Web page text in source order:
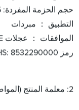
حجم الحزمة المفردة: 25x25x15 سم
التطبيق ： مبردات
الموافقات ： عجلات CE و UL المعترف بها
رمز HS: 8532290000
2: معلمة المنتج (المواصفات)